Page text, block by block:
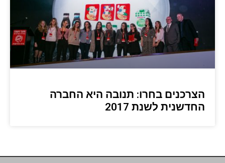
הצרכנים בחרו: תנובה היא החברה
החדשנית לשנת 2017